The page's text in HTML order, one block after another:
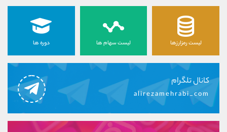
لیست رمزارزها لیست سهام ها دوره ها
کانال تلگرام
alirezamehrabi_com